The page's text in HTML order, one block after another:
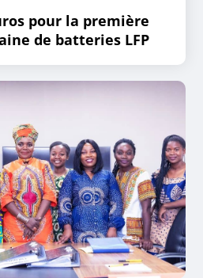
pour la première
de batteries LFP